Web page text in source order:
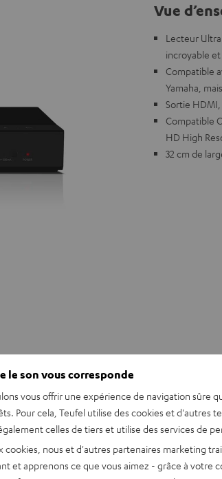
Vue
Lecteur
incroyable
Compatible
Yamaha,
Sortie
Compatible
HD High
32 cm de
le son vous corresponde
vous offrir une expérience de navigation sûre
Pour cela, Teufel utilise des cookies et d'autres
celles de tiers et utilise des services de
cookies, nous et d'autres partenaires marketing
et apprenons ce que vous aimez - grâce à votre